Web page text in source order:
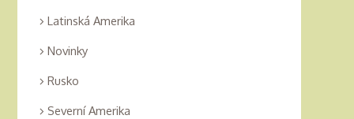
Latinská Amerika
Novinky
Rusko
Severní Amerika